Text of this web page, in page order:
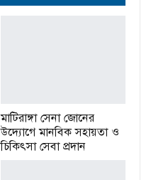
মাটিরাঙ্গা সেনা জোনের
উদ্যোগে মানবিক সহায়তা ও
চিকিৎসা সেবা প্রদান